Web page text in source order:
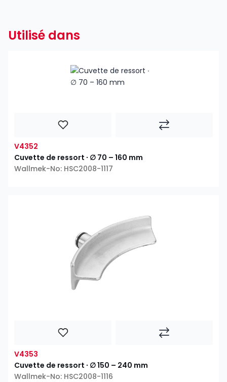
Utilisé dans
V4352
Cuvette de ressort ∙ ∅ 70 – 160 mm
Wallmek-No: HSC2008-1117
V4353
Cuvette de ressort ∙ ∅ 150 – 240 mm
Wallmek-No: HSC2008-1116